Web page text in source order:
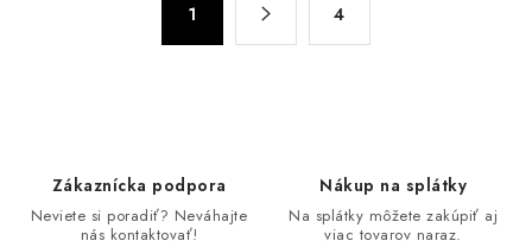
1 4
Zákaznícka podpora
Neviete si poradiť? Neváhajte
nás kontaktovať!
Nákup na splátky
Na splátky môžete zakúpiť aj
viac tovarov naraz.